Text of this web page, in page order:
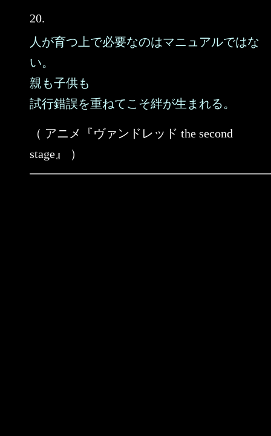
20.
人が育つ上で必要なのはマニュアルではな
い。
親も子供も
試行錯誤を重ねてこそ絆が生まれる。
（ アニメ『ヴァンドレッド the second
stage』 ）